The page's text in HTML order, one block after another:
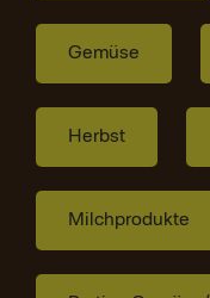
Gemüse
Herbst
Milchprodukte